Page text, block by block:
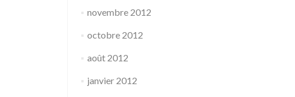
novembre 2012
octobre 2012
août 2012
janvier 2012